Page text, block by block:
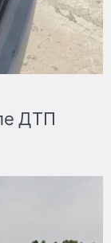
ДТП